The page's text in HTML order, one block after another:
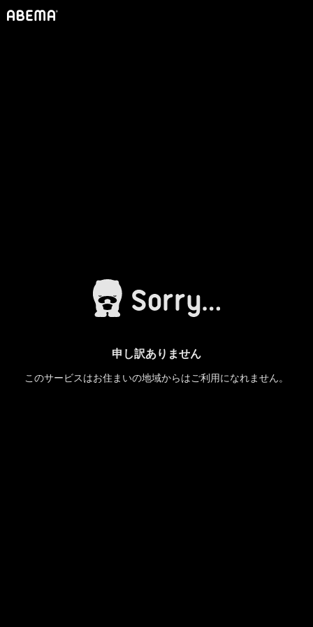
申し訳ありません
このサービスはお住まいの地域からはご利用になれません。